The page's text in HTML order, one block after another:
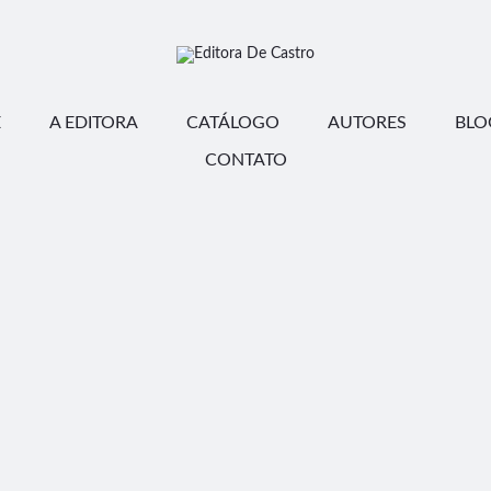
A EDITORA CATÁLOGO AUTORES
CONTATO